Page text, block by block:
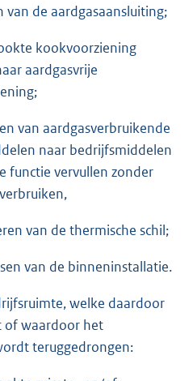
van de aardgasaansluiting;
kookvoorziening
aardgasvrije
van aardgasverbruikende
naar bedrijfsmiddelen
functie vervullen zonder
van de thermische schil;
van de binneninstallatie.
welke daardoor
of waardoor het
teruggedrongen: